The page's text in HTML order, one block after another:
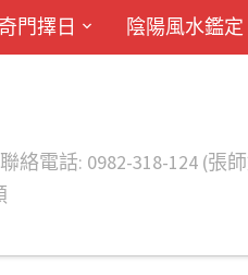
門擇日 陰陽風水鑑定
話: 0982-318-124 (張師